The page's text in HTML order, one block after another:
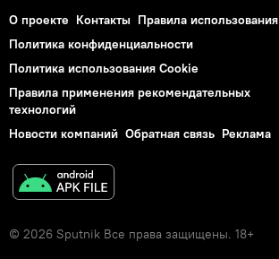
О проекте Контакты Правила использования
Политика конфиденциальности
Политика использования Cookie
Правила применения рекомендательных
технологий
Новости компаний Обратная связь Реклама
© 2026 Sputnik Все права защищены. 18+